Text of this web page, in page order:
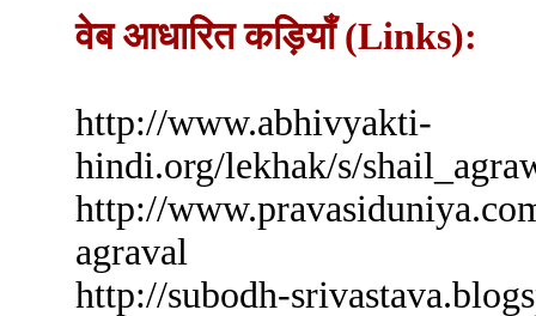
वेब आधारित कड़ियाँ (Links):
http://www.abhivyakti-
hindi.org/lekhak/s/
http://
agraval
http://subodh-